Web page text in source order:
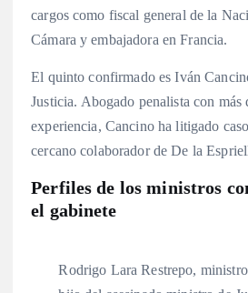
cargos como fiscal general de la
Cámara y embajadora en Francia.
El quinto confirmado es Iván
Justicia. Abogado penalista con más
experiencia, Cancino ha litigado
cercano colaborador de De la
Perfiles de los ministros
el gabinete
Rodrigo Lara Restrepo,